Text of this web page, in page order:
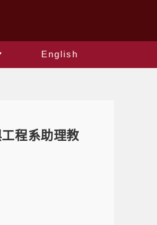
English
程系助理教